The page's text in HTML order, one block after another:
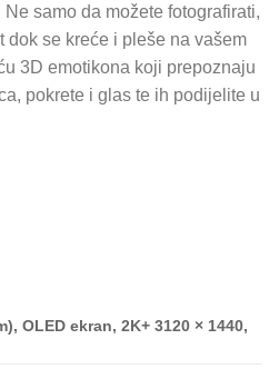
samo da možete fotografirati,
dok se kreće i pleše na vašem
3D emotikona koji prepoznaju
pokrete i glas te ih podijelite u
OLED ekran, 2K+ 3120 × 1440,